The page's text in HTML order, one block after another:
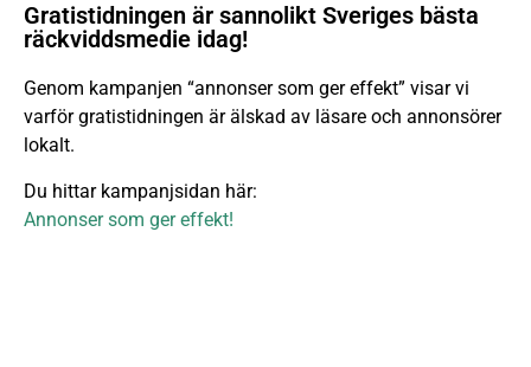
Gratistidningen är sannolikt Sveriges bästa
räckviddsmedie idag!
Genom kampanjen “annonser som ger effekt” visar vi
varför gratistidningen är älskad av läsare och annonsörer
lokalt.
Du hittar kampanjsidan här:
Annonser som ger effekt!